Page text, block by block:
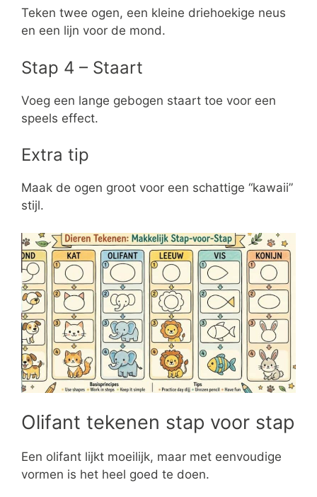
Teken twee ogen, een kleine driehoekige neus
en een lijn voor de mond.
Stap 4 – Staart
Voeg een lange gebogen staart toe voor een
speels effect.
Extra tip
Maak de ogen groot voor een schattige “kawaii”
stijl.
Olifant tekenen stap voor stap
Een olifant lijkt moeilijk, maar met eenvoudige
vormen is het heel goed te doen.